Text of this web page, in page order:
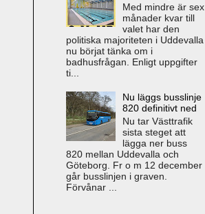
Med mindre är sex
månader kvar till
valet har den
politiska majoriteten i Uddevalla
nu börjat tänka om i
badhusfrågan. Enligt uppgifter
ti...
Nu läggs busslinje
820 definitivt ned
Nu tar Västtrafik
sista steget att
lägga ner buss
820 mellan Uddevalla och
Göteborg. Fr o m 12 december
går busslinjen i graven.
Förvånar ...